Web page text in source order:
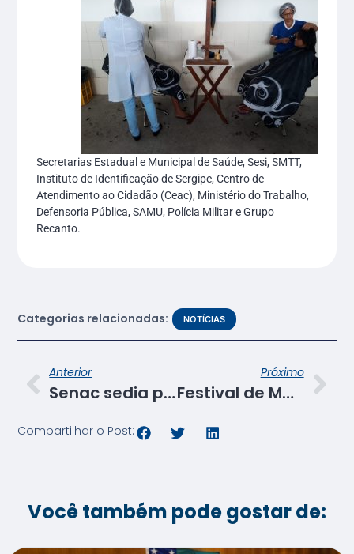
Secretarias Estadual e Municipal de Saúde, Sesi, SMTT,
Instituto de Identificação de Sergipe, Centro de
Atendimento ao Cidadão (Ceac), Ministério do Trabalho,
Defensoria Pública, SAMU, Polícia Militar e Grupo
Recanto.
Categorias relacionadas: NOTÍCIAS
Anterior
Senac sedia palestra sobre inovação
Próximo
Festival de Massas no Senac Bistrô Cacique Chá
Compartilhar o Post:
Você também pode gostar de: